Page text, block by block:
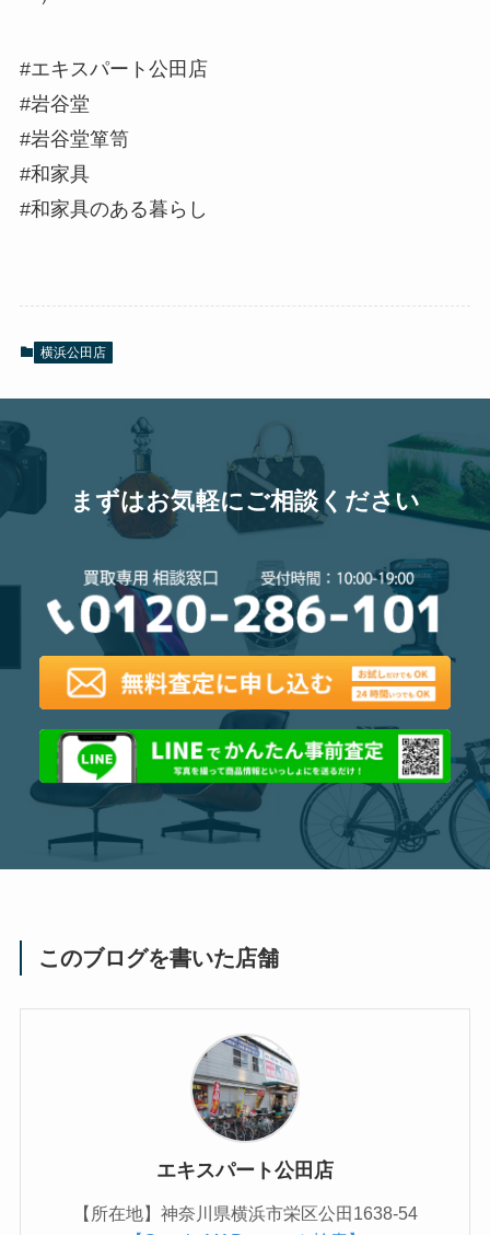
#エキスパート公田店
#岩谷堂
#岩谷堂箪笥
#和家具
#和家具のある暮らし
横浜公田店
まずはお気軽にご相談ください
このブログを書いた店舗
エキスパート公田店
【所在地】神奈川県横浜市栄区公田1638-54